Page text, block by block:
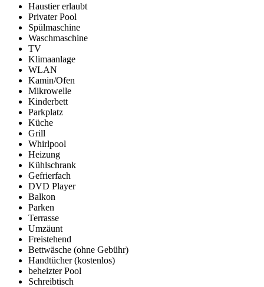
Haustier erlaubt
Privater Pool
Spülmaschine
Waschmaschine
TV
Klimaanlage
WLAN
Kamin/Ofen
Mikrowelle
Kinderbett
Parkplatz
Küche
Grill
Whirlpool
Heizung
Kühlschrank
Gefrierfach
DVD Player
Balkon
Parken
Terrasse
Umzäunt
Freistehend
Bettwäsche (ohne Gebühr)
Handtücher (kostenlos)
beheizter Pool
Schreibtisch